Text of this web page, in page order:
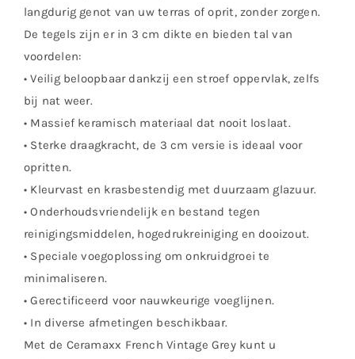
langdurig genot van uw terras of oprit, zonder zorgen.
De tegels zijn er in 3 cm dikte en bieden tal van
voordelen:
• Veilig beloopbaar dankzij een stroef oppervlak, zelfs
bij nat weer.
• Massief keramisch materiaal dat nooit loslaat.
• Sterke draagkracht, de 3 cm versie is ideaal voor
opritten.
• Kleurvast en krasbestendig met duurzaam glazuur.
• Onderhoudsvriendelijk en bestand tegen
reinigingsmiddelen, hogedrukreiniging en dooizout.
• Speciale voegoplossing om onkruidgroei te
minimaliseren.
• Gerectificeerd voor nauwkeurige voeglijnen.
• In diverse afmetingen beschikbaar.
Met de Ceramaxx French Vintage Grey kunt u